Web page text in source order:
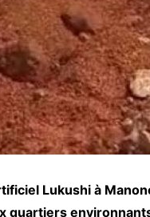
Lukushi à
quartiers